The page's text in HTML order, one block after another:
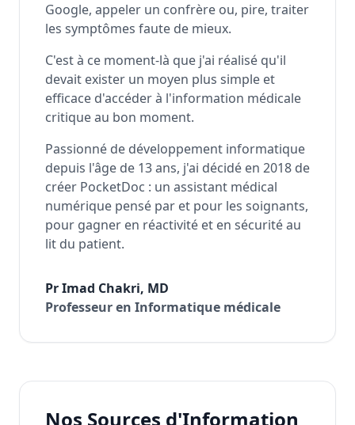
Google, appeler un confrère ou, pire, traiter
les symptômes faute de mieux.
C'est à ce moment-là que j'ai réalisé qu'il
devait exister un moyen plus simple et
efficace d'accéder à l'information médicale
critique au bon moment.
Passionné de développement informatique
depuis l'âge de 13 ans, j'ai décidé en 2018 de
créer PocketDoc : un assistant médical
numérique pensé par et pour les soignants,
pour gagner en réactivité et en sécurité au
lit du patient.
Pr Imad Chakri, MD
Professeur en Informatique médicale
Nos Sources d'Information